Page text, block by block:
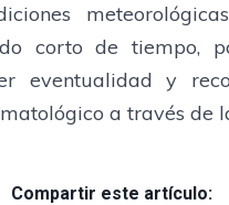
corto de tiempo,
eventualidad y
a través de
Compartir este artículo: